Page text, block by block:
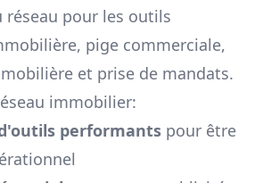
réseau pour les outils
pige commerciale,
et prise de mandats.
immobilier:
performants pour être